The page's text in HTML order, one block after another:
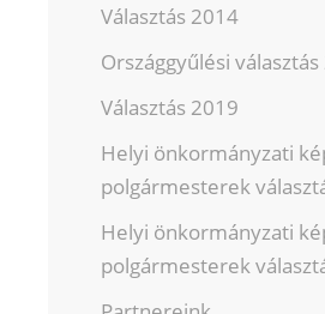
Választás 2014
Országgyűlési
Választás 2019
Helyi önkormányzati
polgármesterek
Helyi önkormányzati
polgármesterek